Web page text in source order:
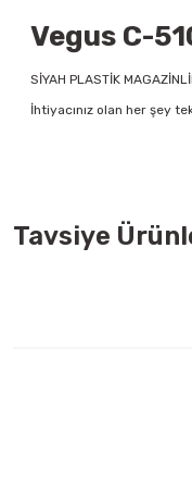
Vegus C-
SİYAH PLASTİK
İhtiyacınız olan her şey
Tavsiye